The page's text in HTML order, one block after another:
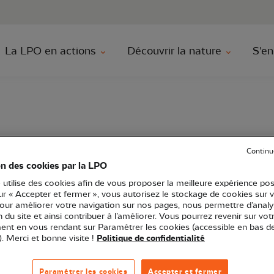
Aller à la
La LPO en actions Découvrir la nature
d'oiseaux
Sortie nature 34 - Hérault
des cookies par la LPO
utilise des cookies afin de vous proposer la meilleure expérience
« Accepter et fermer », vous autorisez le stockage de cookies sur
améliorer votre navigation sur nos pages, nous permettre
du site et ainsi contribuer à l’améliorer. Vous pourrez revenir sur
en vous rendant sur Paramétrer les cookies (accessible en bas
Merci et bonne visite ! Politique de confidentialité
Accepter et fermer
Paramétrer les cookies